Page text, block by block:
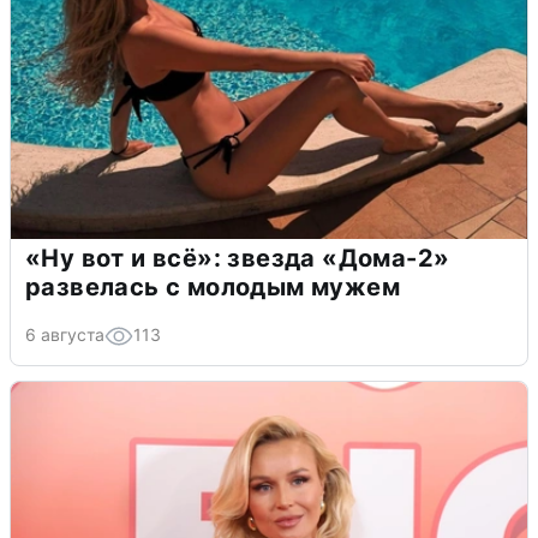
«Ну вот и всё»: звезда «Дома-2»
развелась с молодым мужем
6 августа 113